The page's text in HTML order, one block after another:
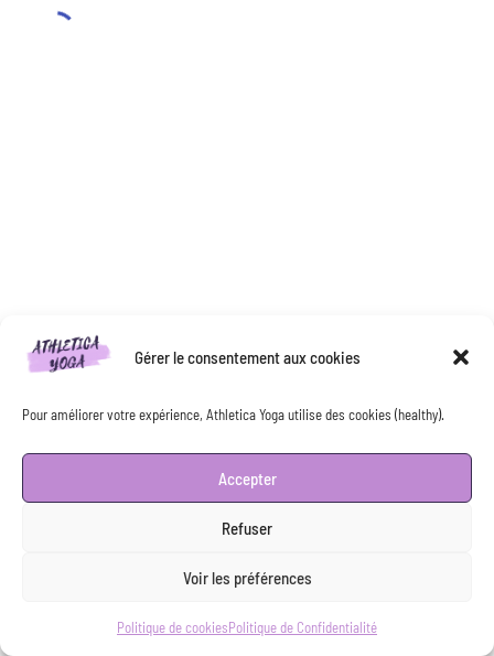
Gérer le consentement aux cookies
Pour améliorer votre expérience, Athletica Yoga utilise des cookies (healthy).
Accepter
Refuser
Voir les préférences
Politique de cookiesPolitique de Confidentialité